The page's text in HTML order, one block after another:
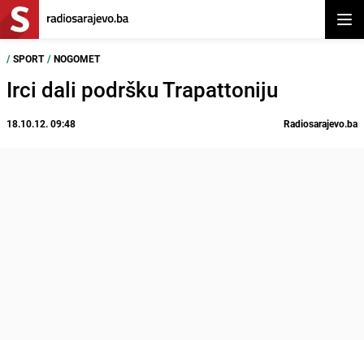
/ SPORT / NOGOMET
Irci dali podršku Trapattoniju
18.10.12. 09:48 Radiosarajevo.ba